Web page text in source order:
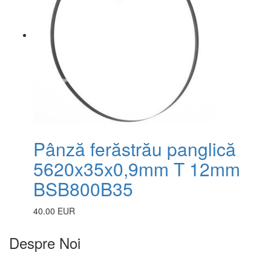
Pânză ferăstrău panglică
5620x35x0,9mm T 12mm
BSB800B35
40.00 EUR
Despre Noi